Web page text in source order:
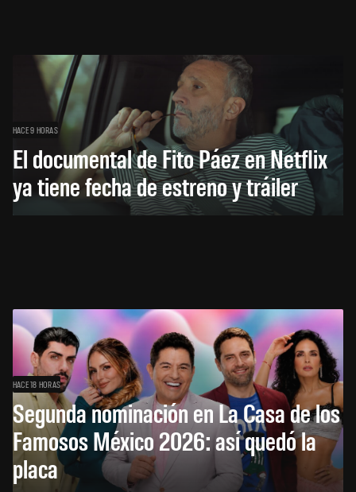
HACE 9 HORAS
El documental de Fito Páez en Netflix
ya tiene fecha de estreno y tráiler
HACE 18 HORAS
Segunda nominación en La Casa de los
Famosos México 2026: así quedó la
placa